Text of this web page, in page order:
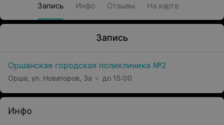
Запись Инфо Отзывы На карте
Запись
Оршанская городская поликлиника №2
Орша, ул. Новаторов, 3а до 15:00
Инфо